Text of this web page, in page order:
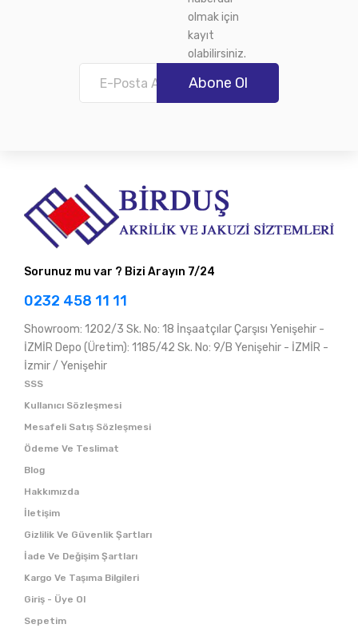
olmak için
kayıt
olabilirsiniz.
Abone Ol
Sorunuz mu var ? Bizi Arayın 7/24
0232 458 11 11
Showroom: 1202/3 Sk. No: 18 İnşaatçılar Çarşısı Yenişehir -
İZMİR Depo (Üretim): 1185/42 Sk. No: 9/B Yenişehir - İZMİR -
İzmir / Yenişehir
SSS
Kullanıcı Sözleşmesi
Mesafeli Satış Sözleşmesi
Ödeme Ve Teslimat
Blog
Hakkımızda
İletişim
Gizlilik Ve Güvenlik Şartları
İade Ve Değişim Şartları
Kargo Ve Taşıma Bilgileri
Giriş - Üye Ol
Sepetim